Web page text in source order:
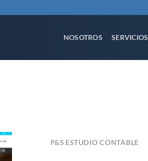
NOSOTROS SERVICIOS
P&S ESTUDIO CONTABLE